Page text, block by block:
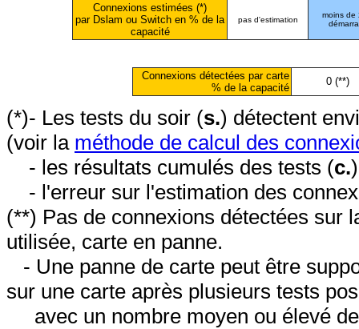
Connexions estimées (*)
par Dslam ou Switch en % de la
capacité
pas d'estimation
moins de
Connexions détectées par carte
% de la capacité
0 (**)
(*)- Les tests du soir (s.) détectent
(voir la méthode de calcul des
- les résultats cumulés des tests (c.
- l'erreur sur l'estimation des
(**) Pas de connexions détectées sur
utilisée, carte en panne.
- Une panne de carte peut être
sur une carte après plusieurs tests
avec un nombre moyen ou élevé